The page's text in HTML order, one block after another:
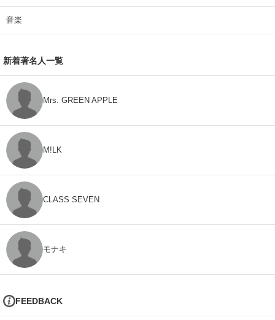
音楽
新着著名人一覧
Mrs. GREEN APPLE
M!LK
CLASS SEVEN
モナキ
FEEDBACK